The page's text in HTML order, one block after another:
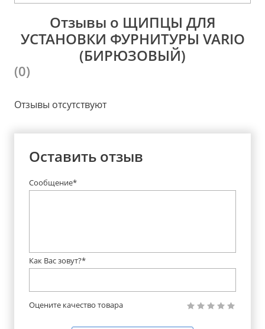
Отзывы о ЩИПЦЫ ДЛЯ
УСТАНОВКИ ФУРНИТУРЫ VARIO
(БИРЮЗОВЫЙ)
(0)
Отзывы отсутствуют
Оставить отзыв
Сообщение*
Как Вас зовут?*
Оцените качество товара